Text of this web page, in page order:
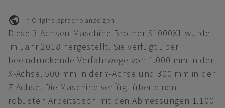
In Originalsprache anzeigen
Diese 3-Achsen-Maschine Brother S1000X1 wurde
im Jahr 2018 hergestellt. Sie verfügt über
beeindruckende Verfahrwege von 1.000 mm in der
X-Achse, 500 mm in der Y-Achse und 300 mm in der
Z-Achse. Die Maschine verfügt über einen
robusten Arbeitstisch mit den Abmessungen 1.100